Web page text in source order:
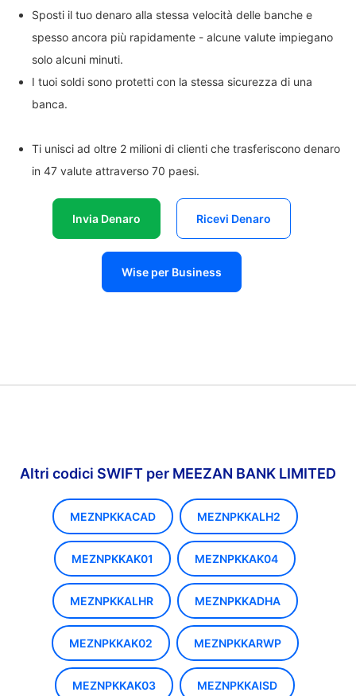
Sposti il tuo denaro alla stessa velocità delle banche e
spesso ancora più rapidamente - alcune valute impiegano
solo alcuni minuti.
I tuoi soldi sono protetti con la stessa sicurezza di una
banca.
Ti unisci ad oltre 2 milioni di clienti che trasferiscono denaro
in 47 valute attraverso 70 paesi.
Invia Denaro Ricevi Denaro
Wise per Business
Altri codici SWIFT per MEEZAN BANK LIMITED
MEZNPKKACAD MEZNPKKALH2
MEZNPKKAK01 MEZNPKKAK04
MEZNPKKALHR MEZNPKKADHA
MEZNPKKAK02 MEZNPKKARWP
MEZNPKKAK03 MEZNPKKAISD